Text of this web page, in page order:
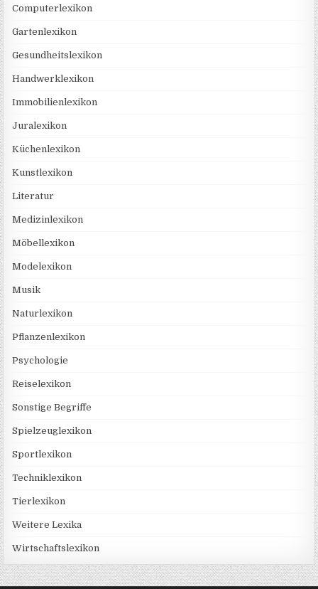
Computerlexikon
Gartenlexikon
Gesundheitslexikon
Handwerklexikon
Immobilienlexikon
Juralexikon
Küchenlexikon
Kunstlexikon
Literatur
Medizinlexikon
Möbellexikon
Modelexikon
Musik
Naturlexikon
Pflanzenlexikon
Psychologie
Reiselexikon
Sonstige Begriffe
Spielzeuglexikon
Sportlexikon
Techniklexikon
Tierlexikon
Weitere Lexika
Wirtschaftslexikon